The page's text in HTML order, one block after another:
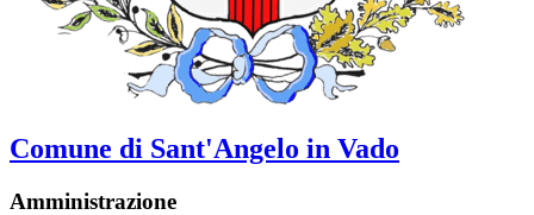
Comune di Sant'Angelo in Vado
Amministrazione